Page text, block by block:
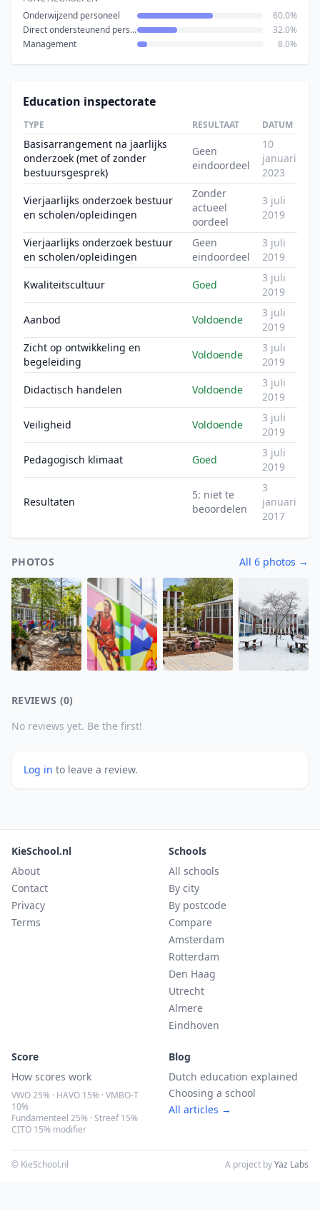
Onderwijzend personeel
60.0%
Direct ondersteunend personeel
32.0%
Management
8.0%
Education inspectorate
TYPE RESULTAAT DATUM
Basisarrangement na jaarlijks
onderzoek (met of zonder
bestuursgesprek)
Geen
eindoordeel
10
januari
2023
Vierjaarlijks onderzoek bestuur
en scholen/opleidingen
Zonder
actueel
oordeel
3 juli
2019
Vierjaarlijks onderzoek bestuur
en scholen/opleidingen
Geen
eindoordeel
3 juli
2019
Kwaliteitscultuur Goed
3 juli
2019
Aanbod Voldoende
3 juli
2019
Zicht op ontwikkeling en
begeleiding
Voldoende
3 juli
2019
Didactisch handelen Voldoende
3 juli
2019
Veiligheid Voldoende
3 juli
2019
Pedagogisch klimaat Goed
3 juli
2019
Resultaten
5: niet te
beoordelen
3
januari
2017
PHOTOS All 6 photos →
REVIEWS (0)
No reviews yet. Be the first!
Log in to leave a review.
KieSchool.nl
About
Contact
Privacy
Terms
Schools
All schools
By city
By postcode
Compare
Amsterdam
Rotterdam
Den Haag
Utrecht
Almere
Eindhoven
Score
How scores work
VWO 25% · HAVO 15% · VMBO-T
10%
Fundamenteel 25% · Streef 15%
CITO 15% modifier
Blog
Dutch education explained
Choosing a school
All articles →
© KieSchool.nl A project byYaz Labs